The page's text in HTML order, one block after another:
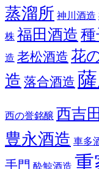
蒸溜所 神川酒造
株 福田酒造 種
造 老松酒造 花
造 落合酒造
西の誉銘醸 西吉
豊永酒造 車多
手門 酔鯨酒造 重